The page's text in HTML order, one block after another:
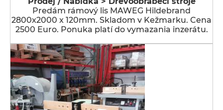
Predám rámový lis MAWEG Hildebrand
2800x2000 x 120mm. Skladom v Kežmarku. Cena
2500 Euro. Ponuka platí do vymazania inzerátu.